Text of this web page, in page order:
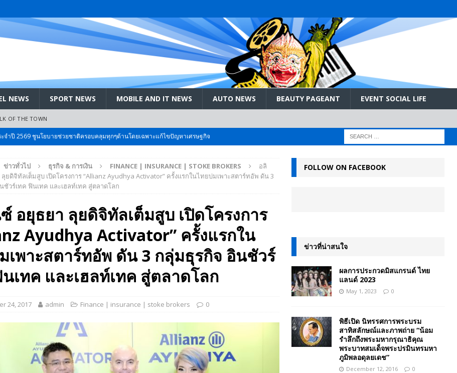
NEWS SPORT NEWS MOBILE AND IT NEWS AUTO NEWS BEAUTY PAGEANT EVENT SOCIAL LIFE
OF THE TOWN
ำปี 2569 ชูนโยบายช่วยชาติครอบคลุมทุกๆด้านโดยเฉพาะแก้ไขปัญหาเศรษฐกิจ
Bangkok International Motor 2026 ที่คนรักรถ ไม่ควรพลาด 25 มีค. – 5
ำลัง สกัด!! เจาะสนามเจดีย์ใหญ่: เมื่อคะแนนนิยม ‘ส้ม’ พุ่งชนกำแพง ‘บ้านใหญ่’ ใน
นำ EV สองล้อที่เข้าใจผู้ใช้ไทยมากที่สุด
AUTO NEWS
อาหารสุขภาพ “GIN-D” EVENT SOCIAL LIFE
ข่าวทั่วไป ธุรกิจ & การเงิน FINANCE | INSURANCE | STOKE BROKERS
อลิ
ยดิจิทัลเต็มสูบ เปิดโครงการ “Allianz Ayudhya Activator” ครั้งแรกในไทยบ่มเพาะสตาร์ทอัพ ดัน 3
ชัวร์เทค ฟินเทค และเฮลท์เทค สู่ตลาดโลก
อยุธยา ลุยดิจิทัลเต็มสูบ เปิดโครงการ
Ayudhya Activator” ครั้งแรกใน
เพาะสตาร์ทอัพ ดัน 3 กลุ่มธุรกิจ อินชัวร์
เทค และเฮลท์เทค สู่ตลาดโลก
24, 2017 admin Finance | insurance | stoke brokers 0
FOLLOW ON FACEBOOK
ข่าวที่น่าสนใจ
ผลการประกวดมิสแกรนด์ ไทย
แลนด์ 2023
May 1, 2023 0
พิธีเปิด นิทรรศการพระบรม
สาทิสลักษณ์และภาพถ่าย “น้อม
รำลึกถึงพระมหากรุณาธิคุณ
พระบาทสมเด็จพระปรมินทรมหา
ภูมิพลอดุลยเดช”
December 12, 2016 0